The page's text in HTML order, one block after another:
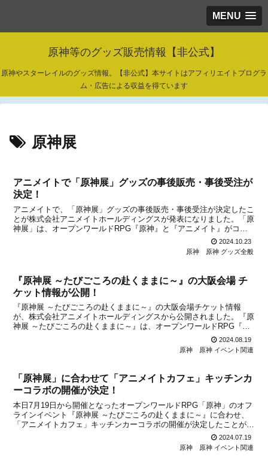
MENU
原神等のグッズ販売情報【非公式】
原神やスターレイルのグッズ情報。【非公式】本サイトはアフィリエイトプログラ
ム・広告による収益を得ています
原神展
アニメイトで「原神展」グッズの事後販売・事後受注が
決定！
アニメイトで、「原神展」グッズの事後販売・事後受注が決定したこ
とが株式会社アニメイトホールディングスが発表になりました。「原
神展」は、オープンワールドRPG『原神』と『アニメイト』がコラ
ボしたリアルイベントです。テイワットの国々を巡る展示会となり、
会場では特別な展示が見れたり、限定グッズ「～原神展示...
2024.10.23
原神
原神 グッズ全般
『原神展 ～たびごころの赴くままに～』の大阪会場 チ
ケット情報が公開！
『原神展 ～たびごころの赴くままに～』の大阪会場チケット情報
が、株式会社アニメイトホールディングスから公開されました。『原
神展 ～たびごころの赴くままに～』は、オープンワールドRPG『原
神』と『アニメイト』がコラボしたリアルイベントです。テイワット
の国々を巡る展示会となり、会場では特別な展示が見れた...
2024.08.19
原神
原神 イベント関連
「原神展」に合わせて「アニメイトカフェ」キッチンカ
ーコラボの開催が決定！
本日7月19日から開催となったオープンワールドRPG「原神」のオフ
ラインイベント『原神展 ～たびごころの赴くままに～』に合わせ、
「アニメイトカフェ」キッチンカーコラボの開催が決定したことが発
表になりました。コラボメニューを楽しんだり、グッズとして「コー
スター」をゲットできたりするイベントになっている...
2024.07.19
原神
原神 イベント関連